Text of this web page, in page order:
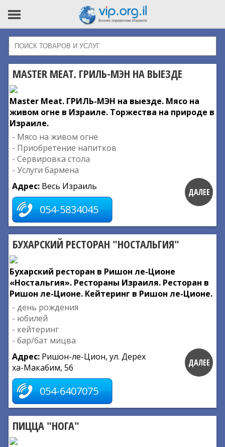
MASTER MEAT. ГРИЛЬ-МЭН НА ВЫЕЗДЕ
Master Meat. ГРИЛЬ-МЭН на выезде. Мясо на
живом огне в Израиле. Торжества на природе в
Израиле.
- Мясо на живом огне
- Приобретение напитков
- Сервировка стола
- Услуги бармена
Адрес: Весь Израиль
054-5834045
ДАЛЕЕ
БУХАРСКИЙ РЕСТОРАН "НОСТАЛЬГИЯ"
Бухарский ресторан в Ришон ле-Ционе
«Ностальгия». Рестораны Израиля. Ресторан в
Ришон ле-Ционе. Кейтеринг в Ришон ле-Ционе.
- день рождения
- юбилей
- кейтеринг
- бар/бат мицва
Адрес: Ришон-ле-Цион, ул. Дерех
ха-Макабим, 56
054-6407075
ДАЛЕЕ
ПИЦЦА "НОГА"